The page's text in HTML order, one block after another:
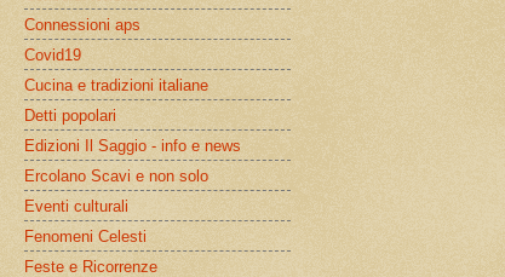
Connessioni aps
Covid19
Cucina e tradizioni italiane
Detti popolari
Edizioni Il Saggio - info e news
Ercolano Scavi e non solo
Eventi culturali
Fenomeni Celesti
Feste e Ricorrenze